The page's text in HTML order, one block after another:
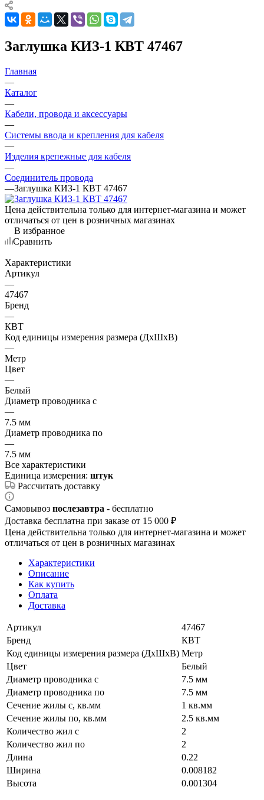
Заглушка КИЗ-1 КВТ 47467
Главная
—
Каталог
—
Кабели, провода и аксессуары
—
Системы ввода и крепления для кабеля
—
Изделия крепежные для кабеля
—
Соединитель провода
—Заглушка КИЗ-1 КВТ 47467
Цена действительна только для интернет-магазина и может
отличаться от цен в розничных магазинах
В избранное
Сравнить
Характеристики
Артикул
—
47467
Бренд
—
КВТ
Код единицы измерения размера (ДхШхВ)
—
Метр
Цвет
—
Белый
Диаметр проводника с
—
7.5 мм
Диаметр проводника по
—
7.5 мм
Все характеристики
Единица измерения: штук
Рассчитать доставку
Самовывоз послезавтра - бесплатно
Доставка бесплатна при заказе от 15 000 ₽
Цена действительна только для интернет-магазина и может
отличаться от цен в розничных магазинах
Характеристики
Описание
Как купить
Оплата
Доставка
Артикул
47467
Бренд
КВТ
Код единицы измерения размера (ДхШхВ) Метр
Цвет
Белый
Диаметр проводника с
7.5 мм
Диаметр проводника по
7.5 мм
Сечение жилы с, кв.мм
1 кв.мм
Сечение жилы по, кв.мм
2.5 кв.мм
Количество жил с
2
Количество жил по
2
Длина
0.22
Ширина
0.008182
Высота
0.001304